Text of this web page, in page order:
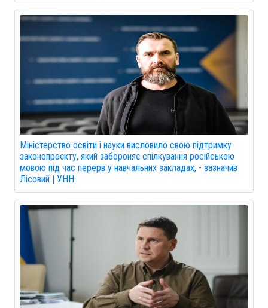
Міністерство освіти і науки висловило свою підтримку
законопроєкту, який забороняє спілкування російською
мовою під час перерв у навчальних закладах, - зазначив
Лісовий | УНН